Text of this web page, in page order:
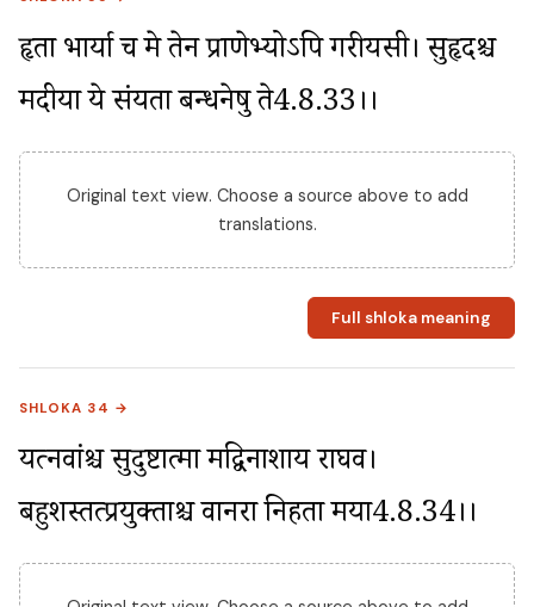
हृता भार्या च मे तेन प्राणेभ्योऽपि गरीयसी। सुहृदश्च
मदीया ये संयता बन्धनेषु ते4.8.33।।
Original text view. Choose a source above to add
translations.
Full shloka meaning
SHLOKA 34 →
यत्नवांश्च सुदुष्टात्मा मद्विनाशाय राघव।
बहुशस्तत्प्रयुक्ताश्च वानरा निहता मया4.8.34।।